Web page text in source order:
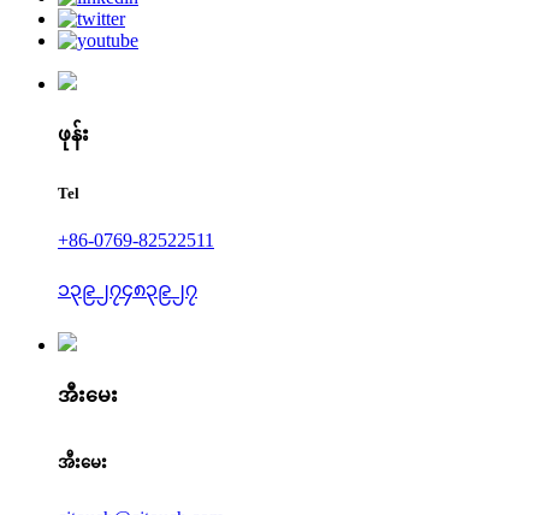
ဖုန်း
Tel
+86-0769-82522511
၁၃၉၂၇၄၈၃၉၂၇
အီးမေး
အီးမေး